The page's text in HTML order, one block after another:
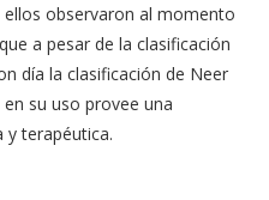
observaron al momento
a pesar de la clasificación
día la clasificación de Neer
su uso provee una
y terapéutica.